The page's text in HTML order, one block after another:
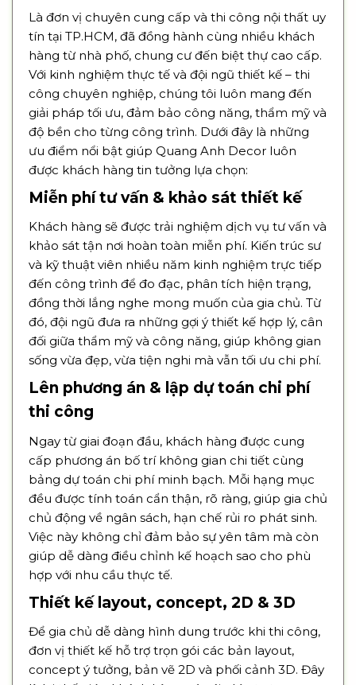
Là đơn vị chuyên cung cấp và thi công nội thất uy
tín tại TP.HCM, đã đồng hành cùng nhiều khách
hàng từ nhà phố, chung cư đến biệt thự cao cấp.
Với kinh nghiệm thực tế và đội ngũ thiết kế – thi
công chuyên nghiệp, chúng tôi luôn mang đến
giải pháp tối ưu, đảm bảo công năng, thẩm mỹ và
độ bền cho từng công trình. Dưới đây là những
ưu điểm nổi bật giúp Quang Anh Decor luôn
được khách hàng tin tưởng lựa chọn:
Miễn phí tư vấn & khảo sát thiết kế
Khách hàng sẽ được trải nghiệm dịch vụ tư vấn và
khảo sát tận nơi hoàn toàn miễn phí. Kiến trúc sư
và kỹ thuật viên nhiều năm kinh nghiệm trực tiếp
đến công trình để đo đạc, phân tích hiện trạng,
đồng thời lắng nghe mong muốn của gia chủ. Từ
đó, đội ngũ đưa ra những gợi ý thiết kế hợp lý, cân
đối giữa thẩm mỹ và công năng, giúp không gian
sống vừa đẹp, vừa tiện nghi mà vẫn tối ưu chi phí.
Lên phương án & lập dự toán chi phí
thi công
Ngay từ giai đoạn đầu, khách hàng được cung
cấp phương án bố trí không gian chi tiết cùng
bảng dự toán chi phí minh bạch. Mỗi hạng mục
đều được tính toán cẩn thận, rõ ràng, giúp gia chủ
chủ động về ngân sách, hạn chế rủi ro phát sinh.
Việc này không chỉ đảm bảo sự yên tâm mà còn
giúp dễ dàng điều chỉnh kế hoạch sao cho phù
hợp với nhu cầu thực tế.
Thiết kế layout, concept, 2D & 3D
Để gia chủ dễ dàng hình dung trước khi thi công,
đơn vị thiết kế hỗ trợ trọn gói các bản layout,
concept ý tưởng, bản vẽ 2D và phối cảnh 3D. Đây